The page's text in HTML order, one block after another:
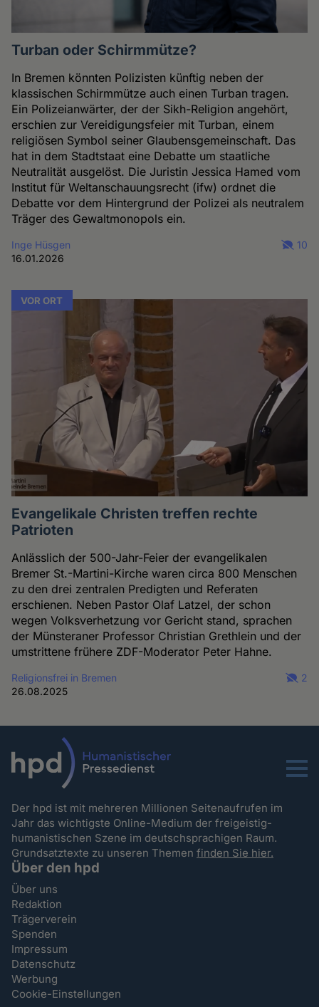
Turban oder Schirmmütze?
In Bremen könnten Polizisten künftig neben der
klassischen Schirmmütze auch einen Turban tragen.
Ein Polizeianwärter, der der Sikh-Religion angehört,
erschien zur Vereidigungsfeier mit Turban, einem
religiösen Symbol seiner Glaubensgemeinschaft. Das
hat in dem Stadtstaat eine Debatte um staatliche
Neutralität ausgelöst. Die Juristin Jessica Hamed vom
Institut für Weltanschauungsrecht (ifw) ordnet die
Debatte vor dem Hintergrund der Polizei als neutralem
Träger des Gewaltmonopols ein.
Inge Hüsgen
16.01.2026
10
VOR ORT
Evangelikale Christen treffen rechte
Patrioten
Anlässlich der 500-Jahr-Feier der evangelikalen
Bremer St.-Martini-Kirche waren circa 800 Menschen
zu den drei zentralen Predigten und Referaten
erschienen. Neben Pastor Olaf Latzel, der schon
wegen Volksverhetzung vor Gericht stand, sprachen
der Münsteraner Professor Christian Grethlein und der
umstrittene frühere ZDF-Moderator Peter Hahne.
Religionsfrei in Bremen
26.08.2025
2
Menu
Der hpd ist mit mehreren Millionen Seitenaufrufen im
Jahr das wichtigste Online-Medium der freigeistig-
humanistischen Szene im deutschsprachigen Raum.
Grundsatztexte zu unseren Themenfinden Sie hier.
Über den hpd
Über uns
Redaktion
Trägerverein
Spenden
Impressum
Datenschutz
Werbung
Cookie-Einstellungen